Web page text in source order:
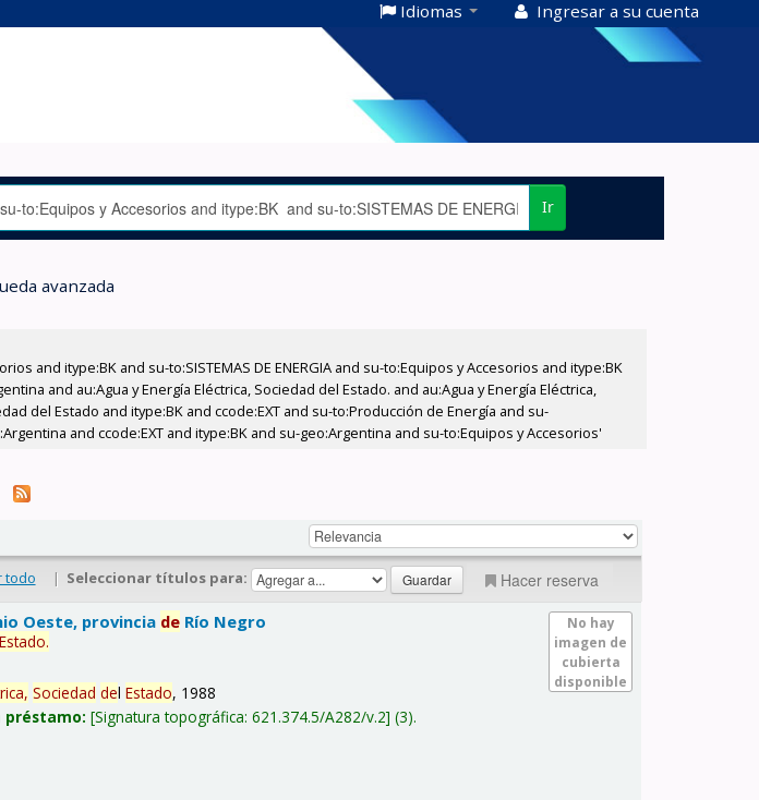
Idiomas Ingresar a su cuenta
Ir
avanzada
and itype:BK and su-to:SISTEMAS DE ENERGIA and su-to:Equipos y Accesorios and itype:BK
and au:Agua y Energía Eléctrica, Sociedad del Estado. and au:Agua y Energía Eléctrica,
del Estado and itype:BK and ccode:EXT and su-to:Producción de Energía and su-
and ccode:EXT and itype:BK and su-geo:Argentina and su-to:Equipos y Accesorios'
todo | Seleccionar títulos para: Hacer reserva
No hay
imagen de
cubierta
disponible
Oeste, provincia de Río Negro
Estado.
Sociedad delEstado, 1988
préstamo: Signatura topográfica:621.374.5/A282/v.2 (3).